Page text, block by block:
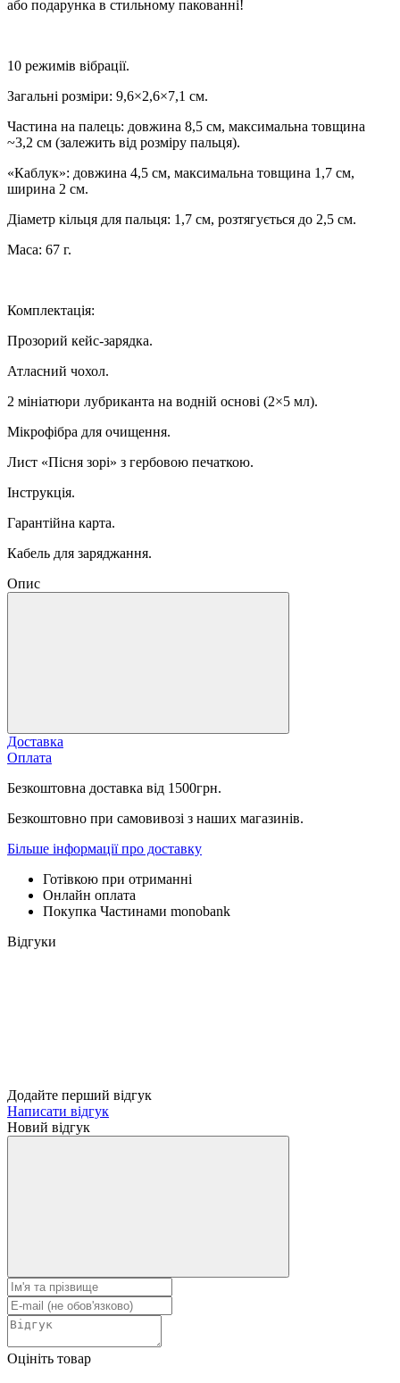
або подарунка в стильному пакованні!
10 режимів вібрації.
Загальні розміри: 9,6×2,6×7,1 см.
Частина на палець: довжина 8,5 см, максимальна товщина
~3,2 см (залежить від розміру пальця).
«Каблук»: довжина 4,5 см, максимальна товщина 1,7 см,
ширина 2 см.
Діаметр кільця для пальця: 1,7 см, розтягується до 2,5 см.
Маса: 67 г.
Комплектація:
Прозорий кейс-зарядка.
Атласний чохол.
2 мініатюри лубриканта на водній основі (2×5 мл).
Мікрофібра для очищення.
Лист «Пісня зорі» з гербовою печаткою.
Інструкція.
Гарантійна карта.
Кабель для заряджання.
Опис
Доставка
Оплата
Безкоштовна доставка від 1500грн.
Безкоштовно при самовивозі з наших магазинів.
Більше інформації про доставку
Готівкою при отриманні
Онлайн оплата
Покупка Частинами monobank
Відгуки
Додайте перший відгук
Написати відгук
Новий відгук
Оцініть товар